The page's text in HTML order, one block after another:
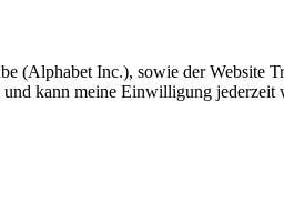
(Alphabet Inc.), sowie der Website
kann meine Einwilligung jederzeit